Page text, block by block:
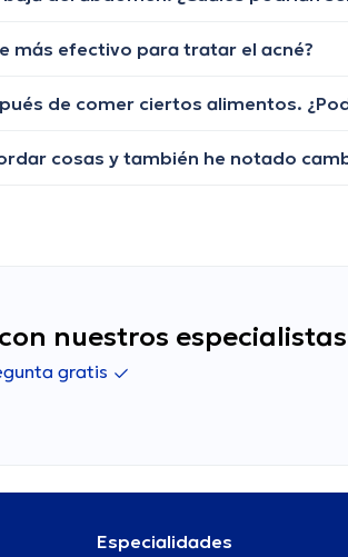
más efectivo para tratar el acné?
de comer ciertos alimentos.
nuestros especialistas
gratis
Especialidades